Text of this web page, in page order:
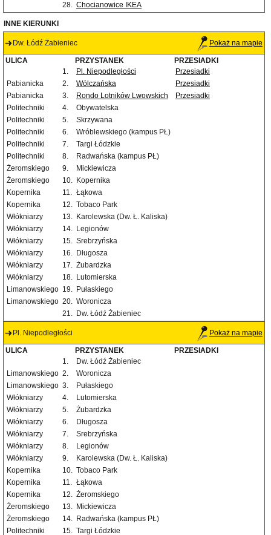
28. Chocianowice IKEA
INNE KIERUNKI
Dw. Łódź Żabieniec Pokaż na mapie
ULICA PRZYSTANEK
PRZESIADKI
1.
Pl. Niepodległości
Przesiadki
Pabianicka
2. Wólczańska
Przesiadki
Pabianicka
3. Rondo Lotników Lwowskich
Przesiadki
Politechniki
4.
Obywatelska
Politechniki
5.
Skrzywana
Politechniki
6.
Wróblewskiego (kampus PŁ)
Politechniki
7.
Targi Łódzkie
Politechniki
8.
Radwańska (kampus PŁ)
Żeromskiego
9.
Mickiewicza
Żeromskiego
10. Kopernika
Kopernika
11. Łąkowa
Kopernika
12. Tobaco Park
Włókniarzy
13. Karolewska (Dw. Ł. Kaliska)
Włókniarzy
14. Legionów
Włókniarzy
15. Srebrzyńska
Włókniarzy
16. Długosza
Włókniarzy
17. Żubardzka
Włókniarzy
18. Lutomierska
Limanowskiego 19. Pułaskiego
Limanowskiego 20. Woronicza
21. Dw. Łódź Żabieniec
Pl. Niepodległości Pokaż na mapie
ULICA PRZYSTANEK
PRZESIADKI
1.
Dw. Łódź Żabieniec
Limanowskiego 2.
Woronicza
Limanowskiego 3.
Pułaskiego
Włókniarzy
4.
Lutomierska
Włókniarzy
5.
Żubardzka
Włókniarzy
6.
Długosza
Włókniarzy
7.
Srebrzyńska
Włókniarzy
8.
Legionów
Włókniarzy
9.
Karolewska (Dw. Ł. Kaliska)
Kopernika
10. Tobaco Park
Kopernika
11. Łąkowa
Kopernika
12. Żeromskiego
Żeromskiego
13. Mickiewicza
Żeromskiego
14. Radwańska (kampus PŁ)
Politechniki
15. Targi Łódzkie